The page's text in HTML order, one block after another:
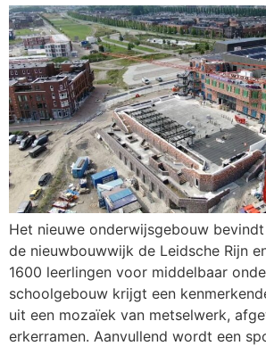
Het nieuwe onderwijsgebouw
de nieuwbouwwijk de Leidsche Rijn
1600 leerlingen voor middelbaar
schoolgebouw krijgt een
uit een mozaïek van metselwerk,
erkerramen. Aanvullend wordt een